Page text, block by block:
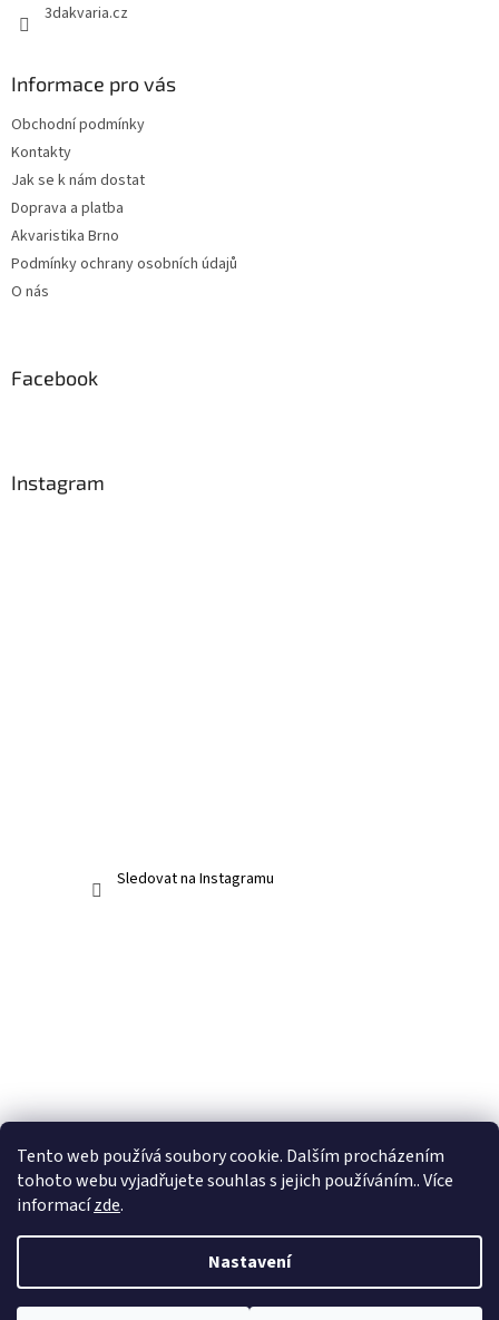
Tento web používá soubory cookie. Dalším procházením
tohoto webu vyjadřujete souhlas s jejich používáním.. Více
informacízde.
Nastavení
3dakvaria.cz
Informace pro vás
Obchodní podmínky
Kontakty
Jak se k nám dostat
Doprava a platba
Akvaristika Brno
Podmínky ochrany osobních údajů
O nás
Facebook
Instagram
Sledovat na Instagramu
Vytvořil Shoptet